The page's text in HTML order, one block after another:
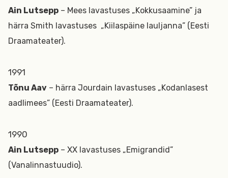
Ain Lutsepp – Mees lavastuses „Kokkusaamine” ja
härra Smith lavastuses „Kiilaspäine lauljanna” (Eesti
Draamateater).
1991
Tõnu Aav – härra Jourdain lavastuses „Kodanlasest
aadlimees” (Eesti Draamateater).
1990
Ain Lutsepp – XX lavastuses „Emigrandid”
(Vanalinnastuudio).